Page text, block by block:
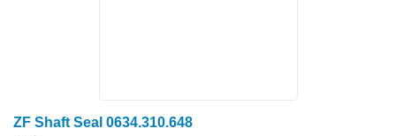
ZF Shaft Seal 0634.310.648